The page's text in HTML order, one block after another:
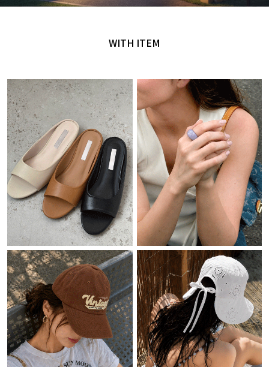
GET IT TODAY
WITH ITEM